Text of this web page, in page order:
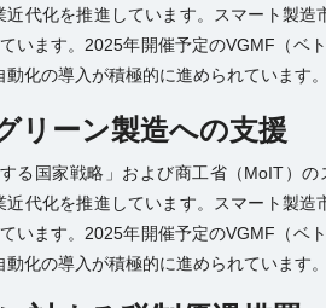
近代化を推進しています。スマート製
います。2025年開催予定のVGMF（ベ
化の導入が積極的に進められています。
リーン製造への支援
る国家戦略」および商工省（MoIT）
近代化を推進しています。スマート製
います。2025年開催予定のVGMF（ベ
化の導入が積極的に進められています。